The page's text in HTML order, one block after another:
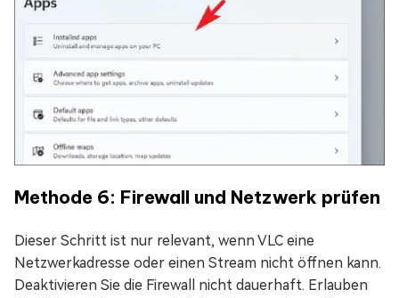
Methode 6: Firewall und Netzwerk prüfen
Dieser Schritt ist nur relevant, wenn VLC eine
Netzwerkadresse oder einen Stream nicht öffnen kann.
Deaktivieren Sie die Firewall nicht dauerhaft. Erlauben